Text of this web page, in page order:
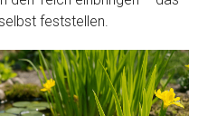
feststellen.